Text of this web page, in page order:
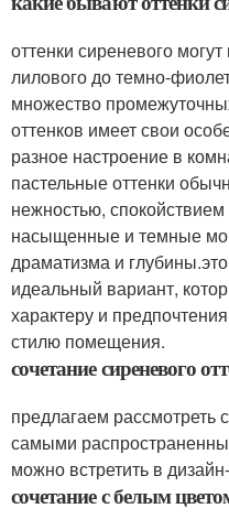
оттенки сиреневого
лилового до темно-
множество
оттенков имеет свои
разное настроение в
пастельные оттенки
нежностью,
насыщенные и темные
драматизма и
идеальный вариант,
характеру и
стилю помещения.
сочетание сиреневого
предлагаем рассмотреть
самыми
можно встретить в
сочетание с белым